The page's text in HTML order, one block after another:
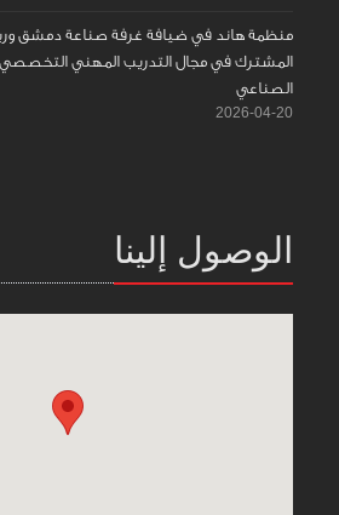
منظمة هاند في ضيافة غرفة صناعة دمشق
المشترك في مجال التدريب المهني
الصناعي
2026-04-20
الوصول إلينا